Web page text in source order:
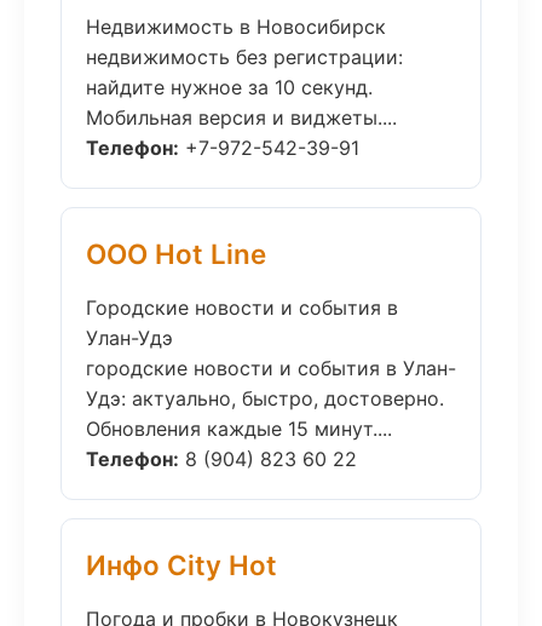
Недвижимость в Новосибирск
недвижимость без регистрации:
найдите нужное за 10 секунд.
Мобильная версия и виджеты....
Телефон: +7-972-542-39-91
ООО Hot Line
Городские новости и события в
Улан-Удэ
городские новости и события в Улан-
Удэ: актуально, быстро, достоверно.
Обновления каждые 15 минут....
Телефон: 8 (904) 823 60 22
Инфо City Hot
Погода и пробки в Новокузнецк